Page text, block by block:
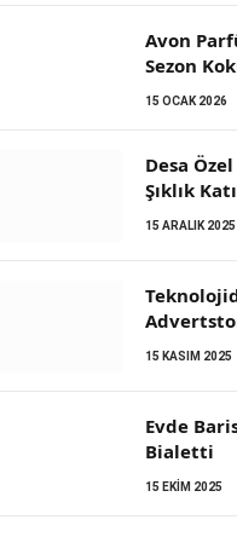
Avon
Sezon
15 OCAK 2026
Desa
Şıklık
15 ARALIK 2025
15 KASIM 2025
Evde
Bialetti
15 EKIM 2025